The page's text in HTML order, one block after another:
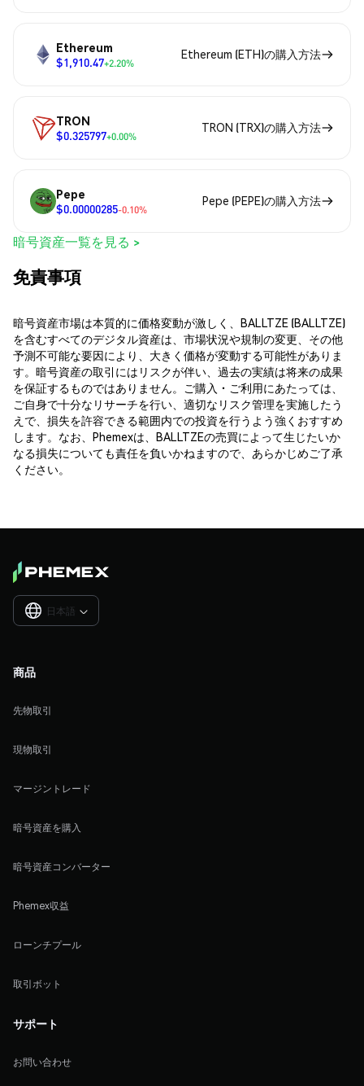
Ethereum
$1,910.47+2.20%
Ethereum (ETH)の購入方法
TRON
$0.325797+0.00%
TRON (TRX)の購入方法
Pepe
$0.00000285-0.10%
Pepe (PEPE)の購入方法
暗号資産一覧を見る >
免責事項
暗号資産市場は本質的に価格変動が激しく、BALLTZE (BALLTZE)
を含むすべてのデジタル資産は、市場状況や規制の変更、その他
予測不可能な要因により、大きく価格が変動する可能性がありま
す。暗号資産の取引にはリスクが伴い、過去の実績は将来の成果
を保証するものではありません。ご購入・ご利用にあたっては、
ご自身で十分なリサーチを行い、適切なリスク管理を実施したう
えで、損失を許容できる範囲内での投資を行うよう強くおすすめ
します。なお、Phemexは、BALLTZEの売買によって生じたいか
なる損失についても責任を負いかねますので、あらかじめご了承
ください。
日本語 
商品
先物取引
現物取引
マージントレード
暗号資産を購入
暗号資産コンバーター
Phemex収益
ローンチプール
取引ボット
サポート
お問い合わせ